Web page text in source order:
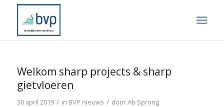
Welkom sharp projects & sharp
gietvloeren
30 april 2019 / in BVP nieuws / doorAb Sprong